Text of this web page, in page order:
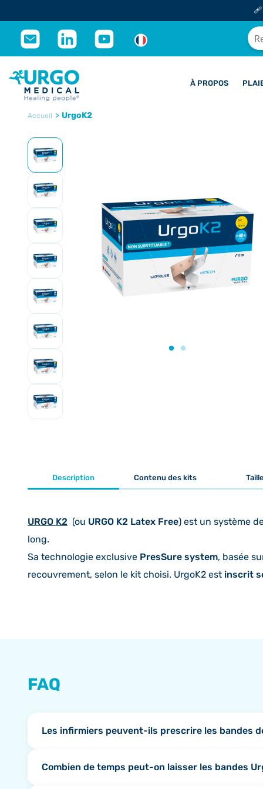
À PROPOS
Accueil > UrgoK2
Description Contenu des kits
URGO K2 (ou URGO K2 Latex Free) est un système
long.
Sa technologie exclusive PresSure system, basée
recouvrement, selon le kit choisi. UrgoK2 est inscrit
FAQ
Les infirmiers peuvent-ils prescrire les bandes
disposent pas de cette prérogative. L’infirmier,
Combien de temps peut-on laisser les bandes